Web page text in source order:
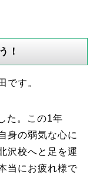
！
です。
た。この1年
身の弱気な心に
沢校へと足を運
当にお疲れ様で